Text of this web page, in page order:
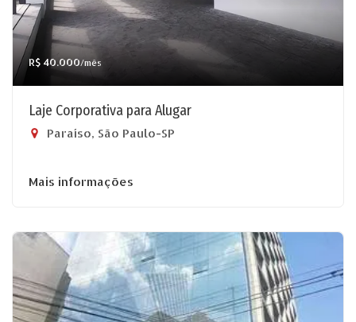
R$ 40.000/mês
Laje Corporativa para Alugar
Paraíso, São Paulo-SP
Mais informações